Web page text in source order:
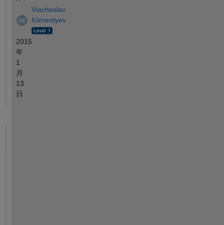
Viacheslav
Klimentyev
2015
年
1
月
13
日